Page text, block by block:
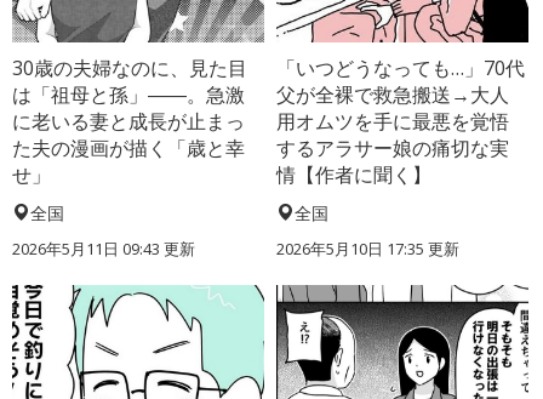
30歳の夫婦なのに、見た目
は「祖母と孫」――。急激
に老いる妻と成長が止まっ
た夫の漫画が描く「歳と幸
せ」
全国
2026年5月11日 09:43 更新
「いつどうなっても…」70代
父が全裸で救急搬送→大人
用オムツを手に最悪を覚悟
するアラサー娘の痛切な実
情【作者に聞く】
全国
2026年5月10日 17:35 更新